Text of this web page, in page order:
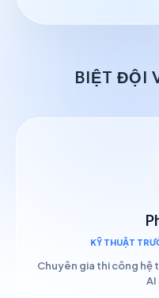
BIỆT ĐỘI
KỸ THUẬT
Chuyên gia thi công hệ